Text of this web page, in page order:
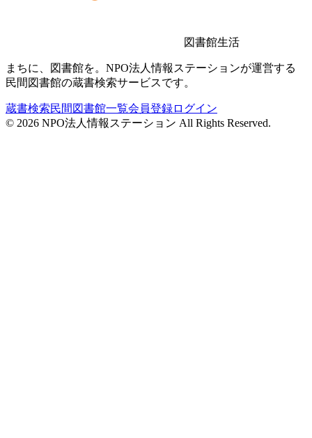
図書館生活
まちに、図書館を。NPO法人情報ステーションが運営する
民間図書館の蔵書検索サービスです。
蔵書検索民間図書館一覧会員登録ログイン
© 2026 NPO法人情報ステーション All Rights Reserved.